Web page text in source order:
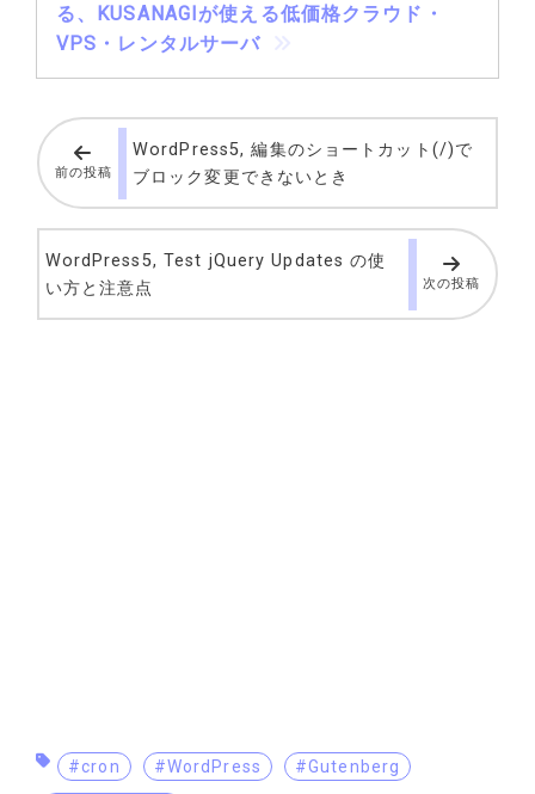
る、KUSANAGIが使える低価格クラウド・
VPS・レンタルサーバ
前の投稿
WordPress5, 編集のショートカット(/)で
ブロック変更できないとき
WordPress5, Test jQuery Updates の使
い方と注意点
次の投稿
#cron #WordPress #Gutenberg